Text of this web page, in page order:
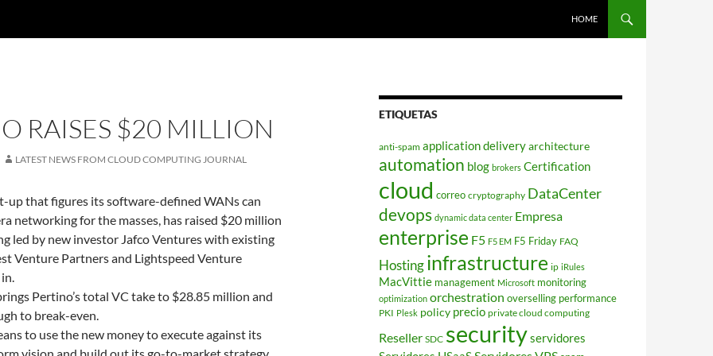
HOME
RAISES $20 MILLION
LATEST NEWS FROM CLOUD COMPUTING JOURNAL
up that figures its software-defined WANs can
networking for the masses, has raised $20 million
led by new investor Jafco Ventures with existing
Venture Partners and Lightspeed Venture
Pertino’s total VC take to $28.85 million and
to break-even.
to use the new money to execute against its
ETIQUETAS
anti-spam application deliveryarchitecture
automation blog brokers Certification
cloud correo cryptography DataCenter
devops dynamic data center Empresa
enterprise F5 F5 EM F5 Friday FAQ
Hostinginfrastructure ip iRules
MacVittie management Microsoft monitoring
optimization orchestration overselling performance
PKI Plesk policy precio private cloud computing
Reseller SDC securityservidores